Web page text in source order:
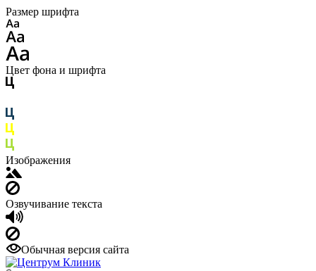
Размер шрифта
Цвет фона и шрифта
Изображения
Озвучивание текста
Обычная версия сайта